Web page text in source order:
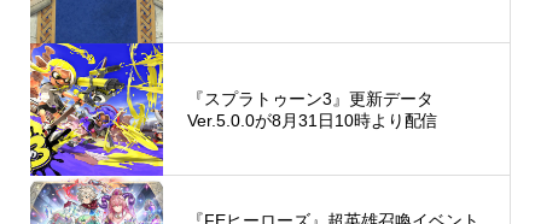
『スプラトゥーン3』更新データ
Ver.5.0.0が8月31日10時より配信